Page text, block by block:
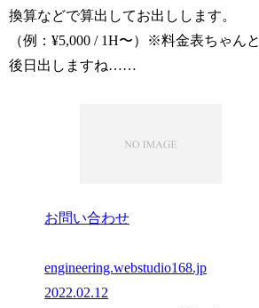
換算などで算出してお出しします。
（例：¥5,000 / 1H〜）※料金表ちゃんと
後日出しますね……
お問い合わせ
engineering.webstudio168.jp
2022.02.12